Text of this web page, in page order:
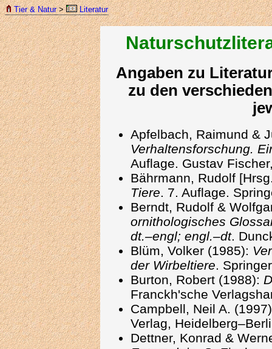
Tier & Natur> Literatur
Angaben zu
zu den
Apfelbach, Raimund &
Verhaltensforschung.
Auflage. Gustav
Bährmann, Rudolf
Tiere. 7. Auflage.
Berndt, Rudolf &
ornithologisches
dt.–engl; engl.–dt.
Blüm, Volker (1985):
der Wirbeltiere.
Burton, Robert (1988):
Franckh'sche
Campbell, Neil A.
Verlag,
Dettner, Konrad &